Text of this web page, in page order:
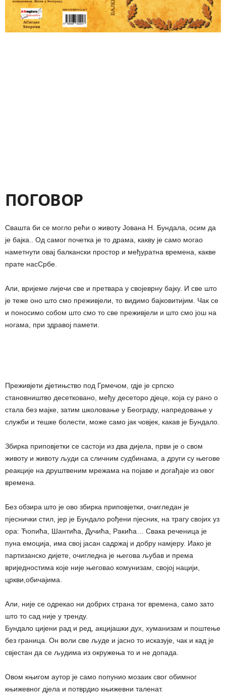
ПОГОВОР
Свашта би се могло рећи о животу Јована Н. Бундала, осим да
је бајка.. Од самог почетка је то драма, какву је само могао
наметнути овај балкански простор и међуратна времена, какве
прате насСрбе.
Али, вријеме лијечи све и претвара у својеврну бајку. И све што
је теже оно што смо преживјели, то видимо бајковитијим. Чак се
и поносимо собом што смо то све преживјели и што смо још на
ногама, при здравој памети.
Преживјети дјетињство под Грмечом, гдје је српско
становништво десетковано, међу десеторо дјеце, која су рано о
стала без мајке, затим школовање у Београду, напредовање у
служби и тешке болести, може само јак човјек, какав је Бундало.
Збирка приповјетки се састоји из два дијела, први је о свом
животу и животу људи са сличним судбинама, а други су његове
реакције на друштвеним мрежама на појаве и догађаје из овог
времена.
Без обзира што је ово збирка приповјетки, очигледан је
пјеснички стил, јер је Бундало рођени пјесник, на трагу својих уз
ора: Ћопића, Шантића, Дучића, Ракића… Свака реченица је
пуна емоција, има свој јасан садржај и добру намјеру. Иако је
партизанско дијете, очигледна је његова љубав и према
вриједностима које није његовао комунизам, својој нацији,
цркви,обичајима.
Али, није се одрекао ни добрих страна тог времена, само зато
што то сад није у тренду.
Бундало цијени рад и ред, акцијашки дух, хуманизам и поштење
без граница. Он воли све људе и јасно то исказује, чак и кад је
свјестан да се људима из окружења то и не допада.
Овом књигом аутор је само попунио мозаик свог обимног
књижевног дјела и потврдио књижевни таленат.